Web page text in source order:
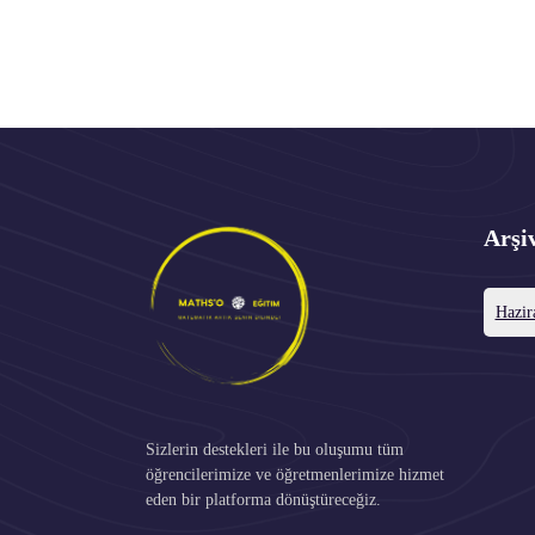
Sizlerin destekleri ile bu oluşumu tüm
öğrencilerimize ve öğretmenlerimize hizmet
eden bir platforma dönüştüreceğiz.